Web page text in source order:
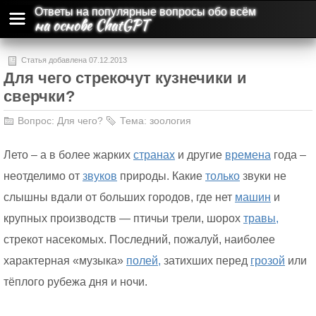
Ответы на популярные вопросы обо всём
на основе ChatGPT
Статья добавлена 07.12.2013
Для чего стрекочут кузнечики и
сверчки?
Вопрос: Для чего? Тема: зоология
Лето – а в более жарких странах и другие времена года –
неотделимо от звуков природы. Какие только звуки не
слышны вдали от больших городов, где нет машин и
крупных производств — птичьи трели, шорох травы,
стрекот насекомых. Последний, пожалуй, наиболее
характерная «музыка» полей, затихших перед грозой или
тёплого рубежа дня и ночи.